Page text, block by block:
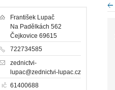
František Lupač
Na Padělkách 562
Čejkovice 69615
722734585
zednictvi-
lupac@zednictvi-lupac.cz
IČ 61400688